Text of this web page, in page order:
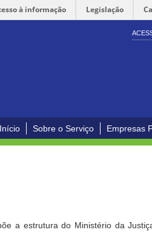
à informação Legislação
Início Sobre o Serviço Empresas
a estrutura do Ministério da